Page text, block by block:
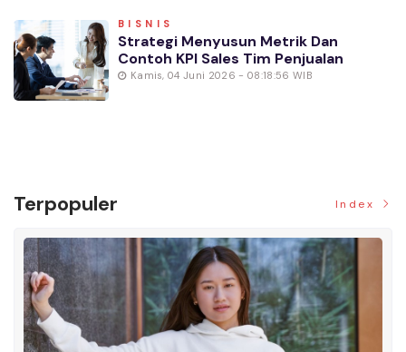
BISNIS
Strategi Menyusun Metrik Dan
Contoh KPI Sales Tim Penjualan
Kamis, 04 Juni 2026 - 08:18:56 WIB
Terpopuler Index